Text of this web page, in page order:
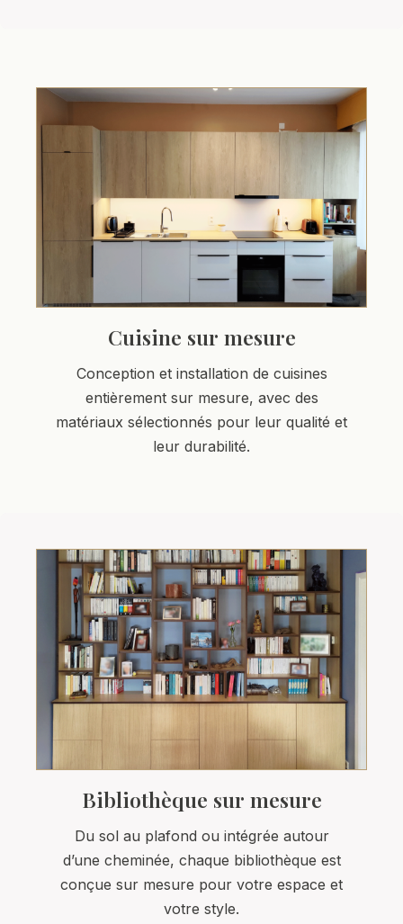
Cuisine sur mesure
Conception et installation de cuisines
entièrement sur mesure, avec des
matériaux sélectionnés pour leur qualité et
leur durabilité.
Bibliothèque sur mesure
Du sol au plafond ou intégrée autour
d’une cheminée, chaque bibliothèque est
conçue sur mesure pour votre espace et
votre style.